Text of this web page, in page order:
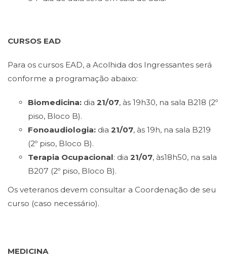
CURSOS EAD
Para os cursos EAD, a Acolhida dos Ingressantes será
conforme a programação abaixo:
Biomedicina: dia 21/07, às 19h30, na sala B218 (2º
piso, Bloco B).
Fonoaudiologia: dia 21/07, às 19h, na sala B219
(2º piso, Bloco B).
Terapia Ocupacional: dia 21/07, às18h50, na sala
B207 (2º piso, Bloco B).
Os veteranos devem consultar a Coordenação de seu
curso (caso necessário).
MEDICINA